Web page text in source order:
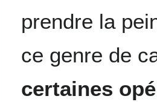
prendre la
ce genre de
certaines